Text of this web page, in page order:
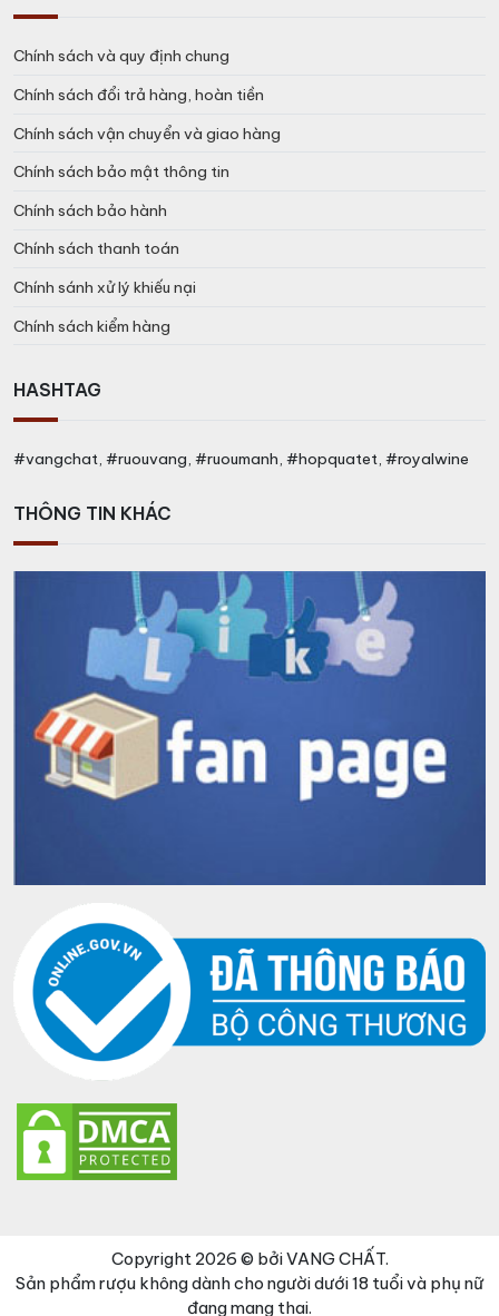
Chính sách và quy định chung
Chính sách đổi trả hàng, hoàn tiền
Chính sách vận chuyển và giao hàng
Chính sách bảo mật thông tin
Chính sách bảo hành
Chính sách thanh toán
Chính sánh xử lý khiếu nại
Chính sách kiểm hàng
HASHTAG
#vangchat, #ruouvang, #ruoumanh, #hopquatet, #royalwine
THÔNG TIN KHÁC
Copyright 2026 © bởi VANG CHẤT.
Sản phẩm rượu không dành cho người dưới 18 tuổi và phụ nữ
đang mang thai.